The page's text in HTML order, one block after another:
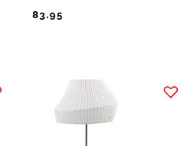
83.95